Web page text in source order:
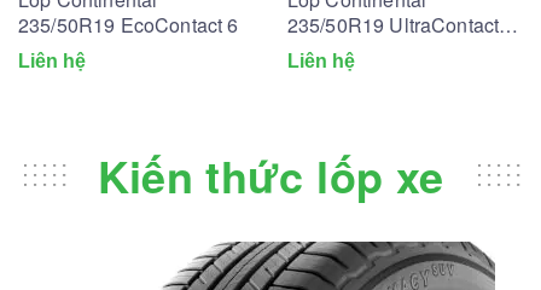
235/50R19 EcoContact 6
Liên hệ
235/50R19 UltraContact
UC6
Liên hệ
Kiến thức lốp xe